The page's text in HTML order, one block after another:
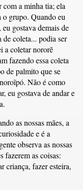
com a minha tia; ela
o grupo. Quando eu
gostava demais de
de coleta... podia ser
a coletar nororẽ
fazendo essa coleta
de palmito que se
Não é como
eu gostava de andar e
as nossas mães, a
e é a
observa as nossas
fazerem as coisas:
criança, fazer esteira,